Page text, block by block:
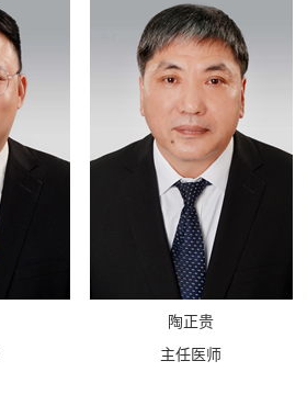
陶正贵
主任医师